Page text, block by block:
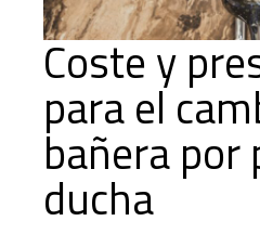
Coste y
para el
bañera por
ducha